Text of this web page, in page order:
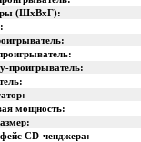
(ШхВхГ):
проигрыватель:
мощность:
CD-ченджера: